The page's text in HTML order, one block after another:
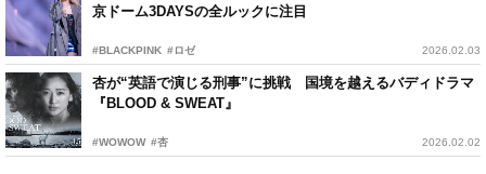
京ドーム3DAYSの全ルックに注目
#BLACKPINK #ロゼ 2026.02.03
杏が“英語で演じる刑事”に挑戦 国境を越えるバディドラマ
『BLOOD & SWEAT』
#WOWOW #杏 2026.02.02